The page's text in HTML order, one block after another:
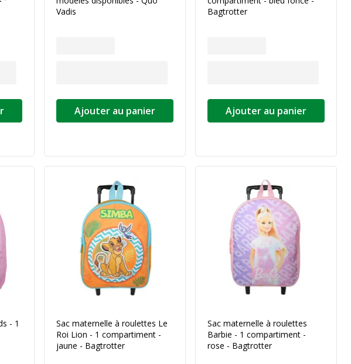
Vadis
Ajouter au panier
Bagtrotter
Ajouter au panier
- 1
Sac maternelle à roulettes Le
Roi Lion - 1 compartiment -
jaune - Bagtrotter
Sac maternelle à roulettes
Barbie - 1 compartiment -
rose - Bagtrotter